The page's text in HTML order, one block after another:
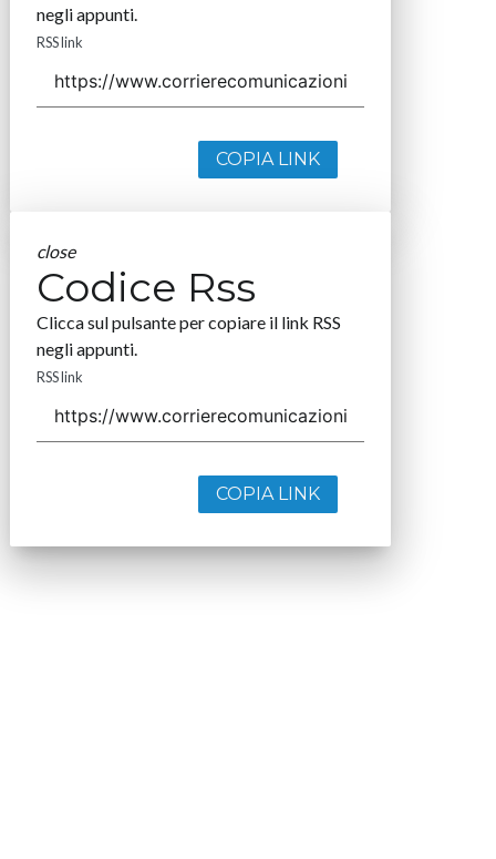
negli appunti.
RSS link
COPIA LINK
close
Codice Rss
Clicca sul pulsante per copiare il link RSS
negli appunti.
RSS link
COPIA LINK